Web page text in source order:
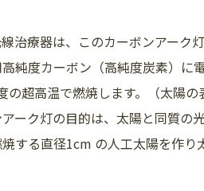
治療器は、このカーボンアーク
純度カーボン（高純度炭素）に
の超高温で燃焼します。（太陽の
ーク灯の目的は、太陽と同質の
する直径1cm の人工太陽を作